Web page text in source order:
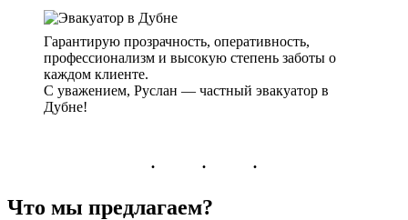
Гарантирую прозрачность, оперативность,
профессионализм и высокую степень заботы о
каждом клиенте.
С уважением, Руслан — частный эвакуатор в
Дубне!
Что мы предлагаем?